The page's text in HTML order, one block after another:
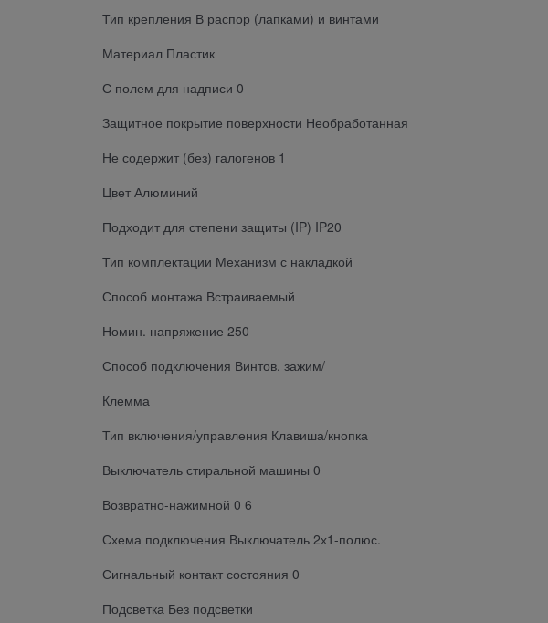
Тип крепления В распор (лапками) и винтами
Материал Пластик
С полем для надписи 0
Защитное покрытие поверхности Необработанная
Не содержит (без) галогенов 1
Цвет Алюминий
Подходит для степени защиты (IP) IP20
Тип комплектации Механизм с накладкой
Способ монтажа Встраиваемый
Номин. напряжение 250
Способ подключения Винтов. зажим/
Клемма
Тип включения/управления Клавиша/кнопка
Выключатель стиральной машины 0
Возвратно-нажимной 0 6
Схема подключения Выключатель 2х1-полюс.
Сигнальный контакт состояния 0
Подсветка Без подсветки